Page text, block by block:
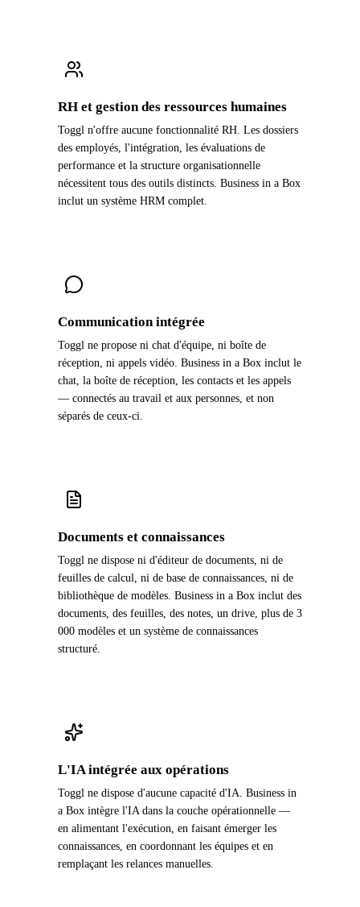
RH et gestion des ressources humaines
Toggl n'offre aucune fonctionnalité RH. Les dossiers
des employés, l'intégration, les évaluations de
performance et la structure organisationnelle
nécessitent tous des outils distincts. Business in a Box
inclut un système HRM complet.
Communication intégrée
Toggl ne propose ni chat d'équipe, ni boîte de
réception, ni appels vidéo. Business in a Box inclut le
chat, la boîte de réception, les contacts et les appels
— connectés au travail et aux personnes, et non
séparés de ceux-ci.
Documents et connaissances
Toggl ne dispose ni d'éditeur de documents, ni de
feuilles de calcul, ni de base de connaissances, ni de
bibliothèque de modèles. Business in a Box inclut des
documents, des feuilles, des notes, un drive, plus de 3
000 modèles et un système de connaissances
structuré.
L'IA intégrée aux opérations
Toggl ne dispose d'aucune capacité d'IA. Business in
a Box intègre l'IA dans la couche opérationnelle —
en alimentant l'exécution, en faisant émerger les
connaissances, en coordonnant les équipes et en
remplaçant les relances manuelles.